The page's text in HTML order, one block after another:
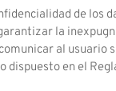
de los
la
al
en el